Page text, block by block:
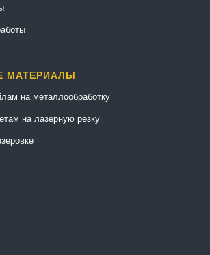
МАТЕРИАЛЫ
на металлообработку
на лазерную резку